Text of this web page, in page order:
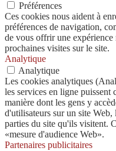
Préférences
Ces cookies nous aident à
préférences de navigation,
de vous offrir une
prochaines visites sur le site.
Analytique
Analytique
Les cookies analytiques
les services en ligne
manière dont les gens y
d'utilisateurs sur un site Web,
parties du site qu'ils visitent.
«mesure d'audience Web».
Partenaires publicitaires